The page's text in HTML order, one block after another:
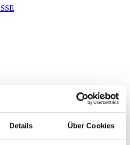
Details Über Cookies